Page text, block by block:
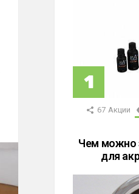
67 Акции
Чем можно
для